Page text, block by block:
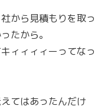
から見積もりを取っ
たから。
ィィィィーってなっ
てはあったんだけ